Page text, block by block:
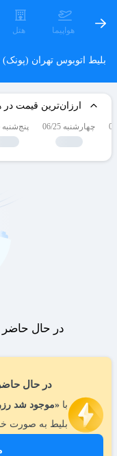
هواپیما هتل
بلیط اتوبوس تهران (پونک)
ارزان‌ترین قیمت در
چهارشنبه 06/25 پنج‌شنبه 06/26
در حال
با «موجود شد
بلیط به صورت
در حال